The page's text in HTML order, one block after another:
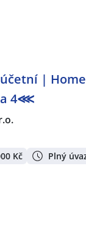
| Home
4⋘
Kč Plný